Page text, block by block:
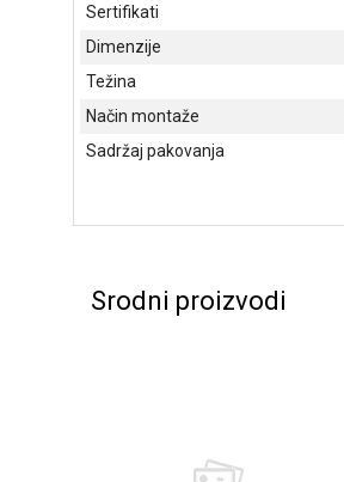
Sertifikati
Dimenzije
Težina
Način montaže
Sadržaj pakovanja
Srodni proizvodi